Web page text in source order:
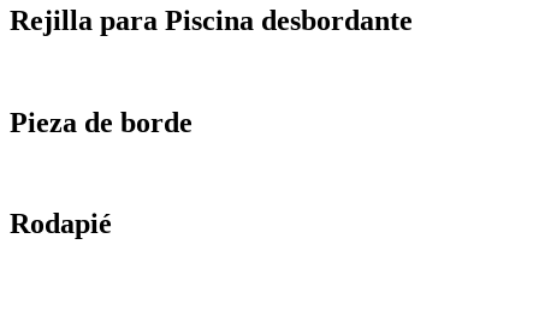
Rejilla para Piscina desbordante
Pieza de borde
Rodapié